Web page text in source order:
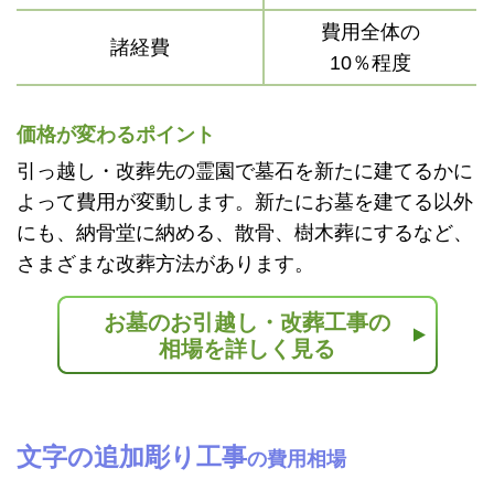
諸経費
費用全体の
10％程度
価格が変わるポイント
引っ越し・改葬先の霊園で墓石を新たに建てるかに
よって費用が変動します。新たにお墓を建てる以外
にも、納骨堂に納める、散骨、樹木葬にするなど、
さまざまな改葬方法があります。
お墓のお引越し・改葬工事の
相場を詳しく見る
文字の追加彫り工事の費用相場